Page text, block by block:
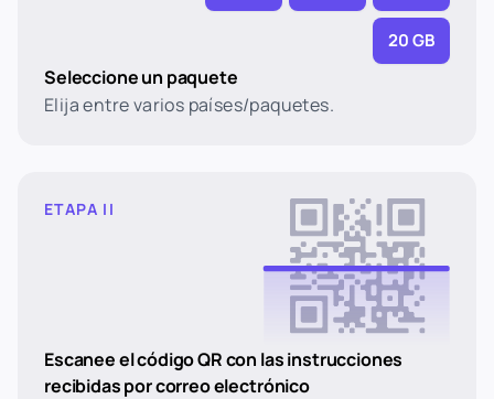
20 GB
Seleccione un paquete
Elija entre varios países/paquetes.
ETAPA II
Escanee el código QR con las instrucciones
recibidas por correo electrónico